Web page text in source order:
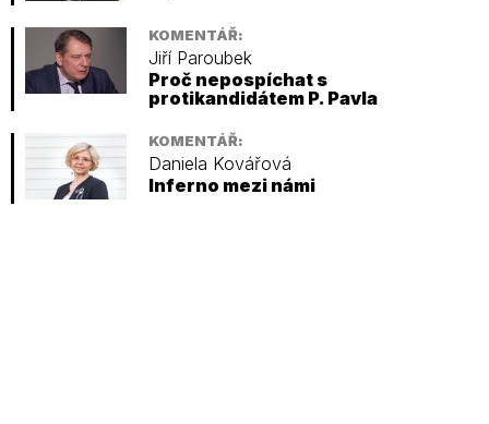
KOMENTÁŘ:
Jiří Paroubek
Proč nepospíchat s
protikandidátem P. Pavla
KOMENTÁŘ:
Daniela Kovářová
Inferno mezi námi